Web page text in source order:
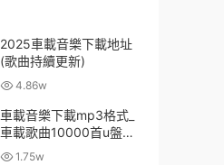
2025車載音樂下載地址
(歌曲持續更新)
4.86w
車載音樂下載mp3格式_
車載歌曲10000首u盤免
費 1.75w